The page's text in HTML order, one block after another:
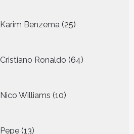
Karim Benzema 25
producten
Cristiano Ronaldo 64
producten
Nico Williams 10
producten
Pepe 13